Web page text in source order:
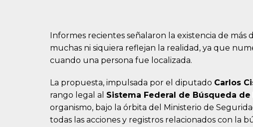
Informes recientes señalaron la existencia de más
muchas ni siquiera reflejan la realidad, ya que
cuando una persona fue localizada.
La propuesta, impulsada por el diputado Carlos
rango legal al Sistema Federal de Búsqueda
organismo, bajo la órbita del Ministerio de
todas las acciones y registros relacionados con la